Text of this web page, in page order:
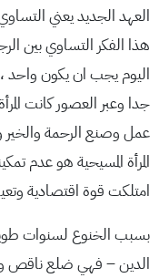
العهد الجديد يعني
هذا الفكر التساوي بين
اليوم يجب ان يكون واحد ،
جدا وعبر العصور كانت
عمل وصنع الرحمة والخير
المرأة المسيحية هو عدم
امتلكت قوة اقتصادية
بسبب الخنوع لسنوات
الدين – فهي ضلع ناقص